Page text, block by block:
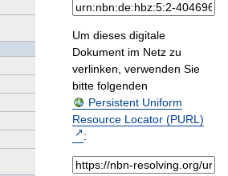
Um dieses digitale
Dokument im Netz zu
verlinken, verwenden Sie
bitte folgenden
Persistent Uniform
Resource Locator (PURL)
: